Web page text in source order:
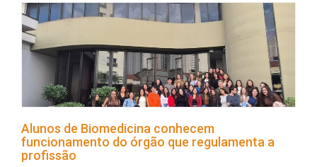
Alunos de Biomedicina conhecem
funcionamento do órgão que regulamenta a
profissão